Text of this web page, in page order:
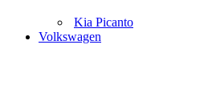
Kia Picanto
Volkswagen